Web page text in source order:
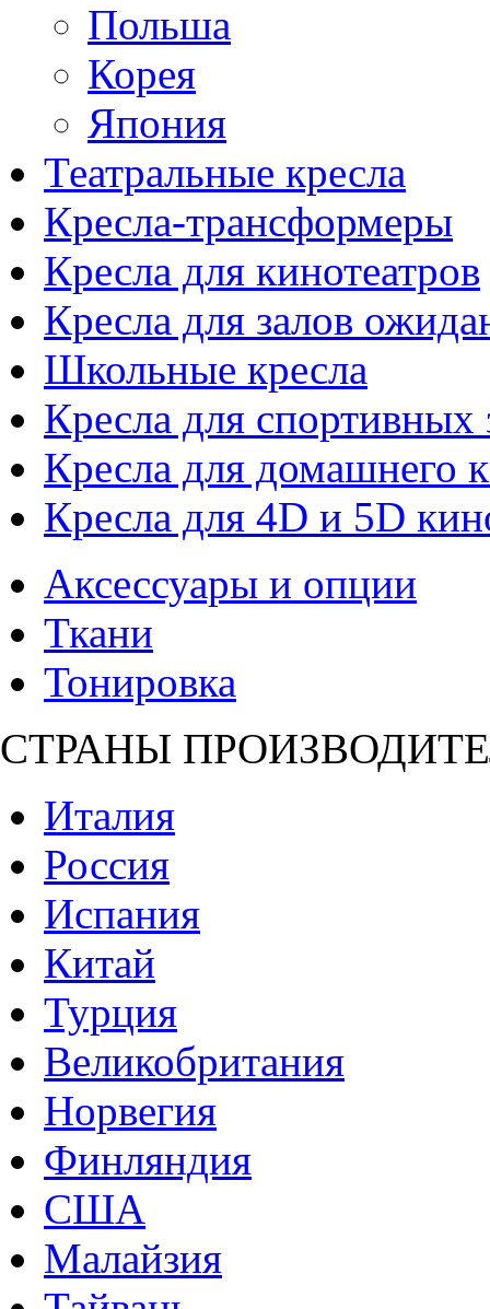
Польша
Корея
Япония
Театральные кресла
Кресла-трансформеры
Кресла для кинотеатров
Кресла для залов
Школьные кресла
Кресла для спортивных
Кресла для домашнего
Кресла для 4D и 5D
Аксессуары и опции
Ткани
Тонировка
СТРАНЫ
Италия
Россия
Испания
Китай
Турция
Великобритания
Норвегия
Финляндия
США
Малайзия